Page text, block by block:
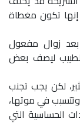
إنها تكون مغطاة
زوال مفعول
ليصف بعض
لكن يجب تجنب
في موتها،
الحساسية التي